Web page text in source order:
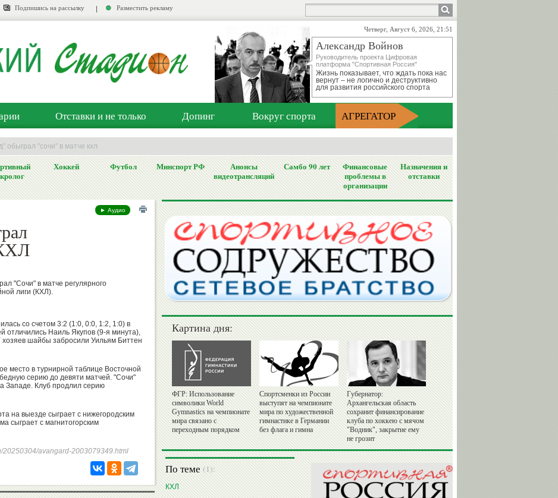
Подпишись на рассылку Разместить рекламу
Четверг, Август 6, 2026, 21:51
Александр Войнов
Руководитель проекта Цифровая
платформа "Спортивная Россия"
Жизнь показывает, что ждать пока нас
вернут – не логично и деструктивно
для развития российского спорта
Отставки и не только Допинг Вокруг спорта АГРЕГАТОР
обыграл "сочи" в матче кхл
Хоккей Футбол Минспорт РФ
Анонсы
видеотрансляций
Самбо 90 лет
Финансовые
проблемы в
организации
Назначения и
отставки
► Аудио
"Сочи" в матче регулярного
лиги (КХЛ).
со счетом 3:2 (1:0, 0:0, 1:2, 1:0) в
отличились Наиль Якупов (9-я минута),
шайбы забросили Уильям Биттен
место в турнирной таблице Восточной
серию до девяти матчей. "Сочи"
Западе. Клуб продлил серию
на выезде сыграет с нижегородским
сыграет с магнитогорским
20250304/avangard-2003079349.html
Картина дня:
ФГР: Использование
символики World
Gymnastics на чемпионате
мира связано с
переходным порядком
Спортсменки из России
выступят на чемпионате
мира по художественной
гимнастике в Германии
без флага и гимна
Губернатор:
Архангельская область
сохранит финансирование
клуба по хоккею с мячом
"Водник", закрытие ему
не грозит
По теме(1):
КХЛ